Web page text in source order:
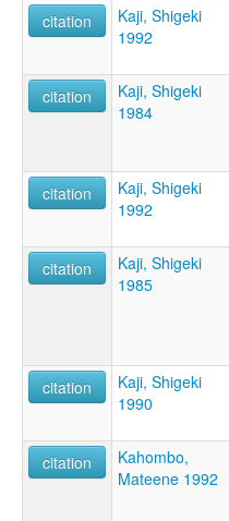
citation
Kaji, Shigeki
1992
citation
Kaji, Shigeki
1984
citation
Kaji, Shigeki
1992
citation
Kaji, Shigeki
1985
citation
Kaji, Shigeki
1990
citation
Kahombo,
Mateene 1992